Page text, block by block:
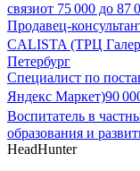
связиот 75 000 до 87
Продавец-
CALISTA (ТРЦ
Петербург
Специалист по
Яндекс Маркет)90
Воспитатель в
образования и
HeadHunter